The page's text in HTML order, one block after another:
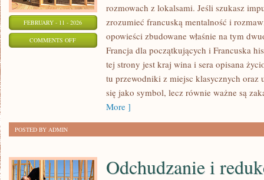
FEBRUARY - 11 - 2026
COMMENTS OFFON
FRANCUSKI
rozmowach z lokalsami. Jeśli szukasz
zrozumieć francuską mentalność i
opowieści zbudowane właśnie na tym
Francja dla początkujących i Francuska
tej strony jest kraj wina i sera opisana
tu przewodniki z miejsc klasycznych oraz
się jako symbol, lecz równie ważne są
More ]
POSTED BY ADMIN
Odchudzanie i